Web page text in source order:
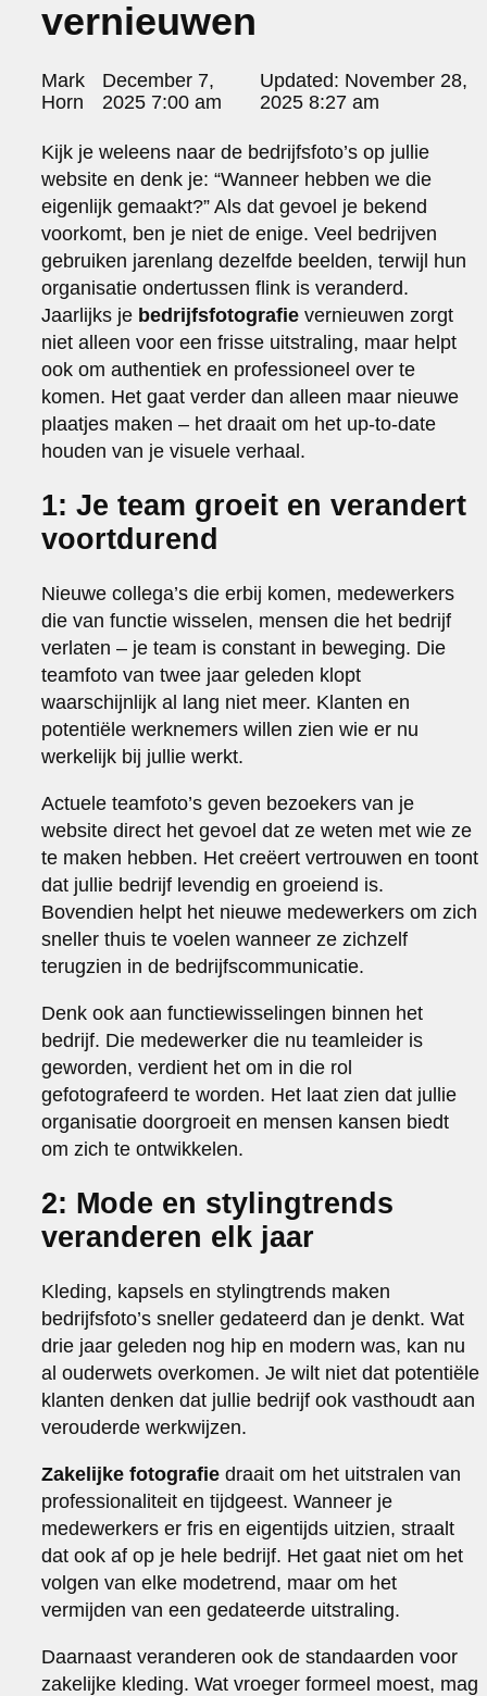
portraits 2
portraits 3
sanoma view 2014 – annual report
het zuiderlicht
thomas van luyn
various
parool christmas special
editorial
travel
commercial
fashion
contact
info@markhorn.nl
+31650600601
about
vernieuwen
Posted
by:
Mark
Horn
December 7,
2025 7:00 am
Updated: November 28,
2025 8:27 am
Kijk je weleens naar de bedrijfsfoto’s op jullie
website en denk je: “Wanneer hebben we die
eigenlijk gemaakt?” Als dat gevoel je bekend
voorkomt, ben je niet de enige. Veel bedrijven
gebruiken jarenlang dezelfde beelden, terwijl hun
organisatie ondertussen flink is veranderd.
Jaarlijks je bedrijfsfotografie vernieuwen zorgt
niet alleen voor een frisse uitstraling, maar helpt
ook om authentiek en professioneel over te
komen. Het gaat verder dan alleen maar nieuwe
plaatjes maken – het draait om het up-to-date
houden van je visuele verhaal.
1: Je team groeit en verandert
voortdurend
Nieuwe collega’s die erbij komen, medewerkers
die van functie wisselen, mensen die het bedrijf
verlaten – je team is constant in beweging. Die
teamfoto van twee jaar geleden klopt
waarschijnlijk al lang niet meer. Klanten en
potentiële werknemers willen zien wie er nu
werkelijk bij jullie werkt.
Actuele teamfoto’s geven bezoekers van je
website direct het gevoel dat ze weten met wie ze
te maken hebben. Het creëert vertrouwen en toont
dat jullie bedrijf levendig en groeiend is.
Bovendien helpt het nieuwe medewerkers om zich
sneller thuis te voelen wanneer ze zichzelf
terugzien in de bedrijfscommunicatie.
Denk ook aan functiewisselingen binnen het
bedrijf. Die medewerker die nu teamleider is
geworden, verdient het om in die rol
gefotografeerd te worden. Het laat zien dat jullie
organisatie doorgroeit en mensen kansen biedt
om zich te ontwikkelen.
2: Mode en stylingtrends
veranderen elk jaar
Kleding, kapsels en stylingtrends maken
bedrijfsfoto’s sneller gedateerd dan je denkt. Wat
drie jaar geleden nog hip en modern was, kan nu
al ouderwets overkomen. Je wilt niet dat potentiële
klanten denken dat jullie bedrijf ook vasthoudt aan
verouderde werkwijzen.
Zakelijke fotografie draait om het uitstralen van
professionaliteit en tijdgeest. Wanneer je
medewerkers er fris en eigentijds uitzien, straalt
dat ook af op je hele bedrijf. Het gaat niet om het
volgen van elke modetrend, maar om het
vermijden van een gedateerde uitstraling.
Daarnaast veranderen ook de standaarden voor
zakelijke kleding. Wat vroeger formeel moest, mag